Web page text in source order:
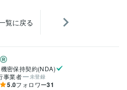
覧に戻る
機密保持契約(NDA)
事業者
未登録
5.0フォロワー31